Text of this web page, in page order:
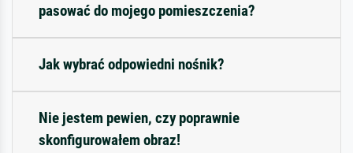
pasować do mojego pomieszczenia?
Jak wybrać odpowiedni nośnik?
Nie jestem pewien, czy poprawnie
skonfigurowałem obraz!